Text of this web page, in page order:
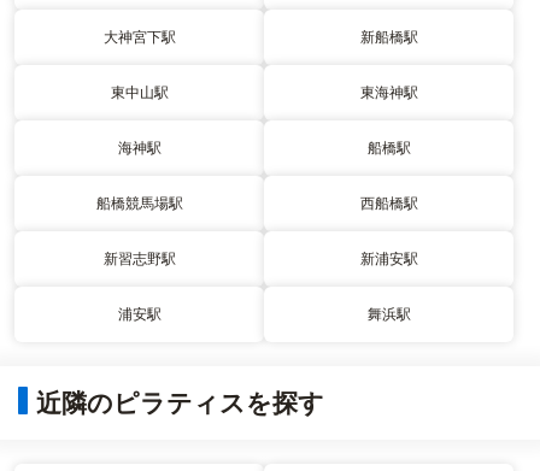
大神宮下駅 新船橋駅
東中山駅 東海神駅
海神駅 船橋駅
船橋競馬場駅 西船橋駅
新習志野駅 新浦安駅
浦安駅 舞浜駅
近隣のピラティスを探す